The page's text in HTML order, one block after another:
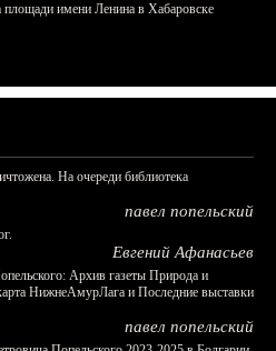
площади имени Ленина в Хабаровске
На очереди библиотека
павел попельский
Евгений Афанасьев
Архив газеты Природа и
НижнеАмурЛага и Последние выставки
павел попельский